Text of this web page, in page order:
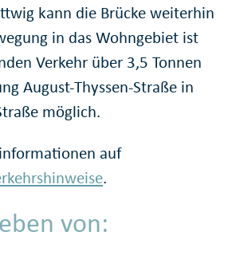
kann die Brücke weiterhin
in das Wohngebiet ist
Verkehr über 3,5 Tonnen
August-Thyssen-Straße in
möglich.
auf
.
von: